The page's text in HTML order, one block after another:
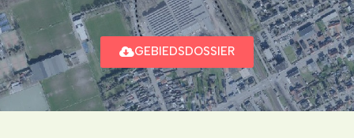
GEBIEDSDOSSIER